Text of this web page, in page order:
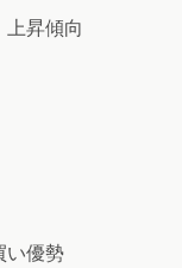
上昇傾向
い優勢